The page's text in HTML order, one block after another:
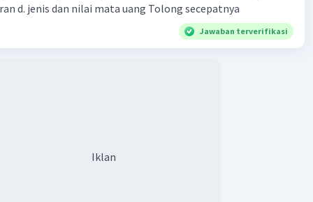
dan cara pembayaran d. jenis dan nilai mata uang Tolong secepatnya
Jawaban terverifikasi
Iklan